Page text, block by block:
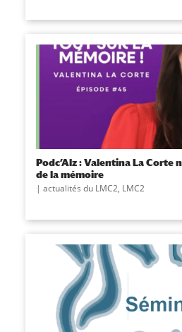
Podc’Alz : Valentina La Corte
de la mémoire
actualités du LMC2, LMC2